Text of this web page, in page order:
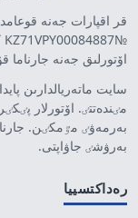
قر اقپارات جەنە
№KZ71VPY00084887 كۋەلٸگٸ بەرٸلگەن.
اۆتورلىق جەنە جارناما
سايت ماتەريالدارىن
مٸندەتتٸ. اۆتورلار
بەرمەۋٸ مٷمكٸن.
بەرۋشٸ جاۋاپتى.
رەداكتسييا